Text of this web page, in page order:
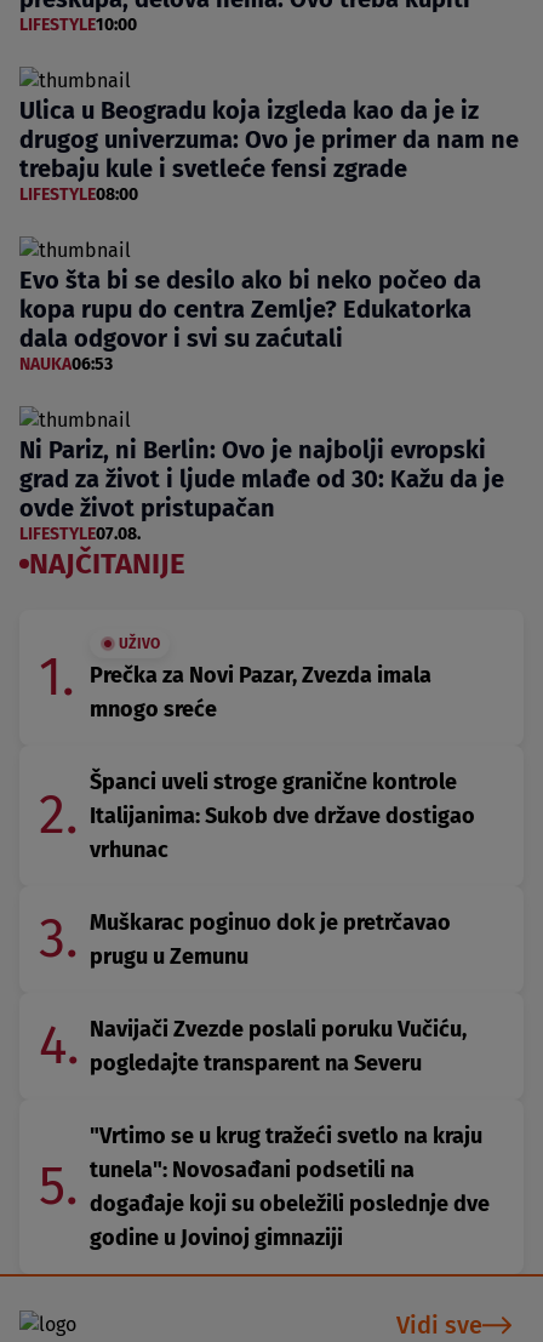
LIFESTYLE10:00
Ulica u Beogradu koja izgleda kao da je iz
drugog univerzuma: Ovo je primer da nam ne
trebaju kule i svetleće fensi zgrade
LIFESTYLE08:00
Evo šta bi se desilo ako bi neko počeo da
kopa rupu do centra Zemlje? Edukatorka
dala odgovor i svi su zaćutali
NAUKA06:53
Ni Pariz, ni Berlin: Ovo je najbolji evropski
grad za život i ljude mlađe od 30: Kažu da je
ovde život pristupačan
LIFESTYLE07.08.
NAJČITANIJE
1.
UŽIVO
Prečka za Novi Pazar, Zvezda imala
mnogo sreće
2.
Španci uveli stroge granične kontrole
Italijanima: Sukob dve države dostigao
vrhunac
3. Muškarac poginuo dok je pretrčavao
prugu u Zemunu
4. Navijači Zvezde poslali poruku Vučiću,
pogledajte transparent na Severu
5.
"Vrtimo se u krug tražeći svetlo na kraju
tunela": Novosađani podsetili na
događaje koji su obeležili poslednje dve
godine u Jovinoj gimnaziji
Vidi sve